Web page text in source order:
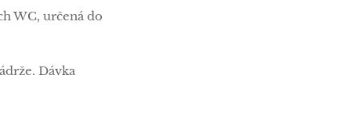
WC, určená do
Dávka